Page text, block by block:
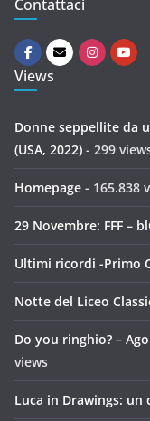
Contattaci
Views
Donne seppellite da
(USA, 2022) - 299
Homepage - 165.838
29 Novembre: FFF –
Ultimi ricordi -Primo
Notte del Liceo
Do you ringhio? –
views
Luca in Drawings: